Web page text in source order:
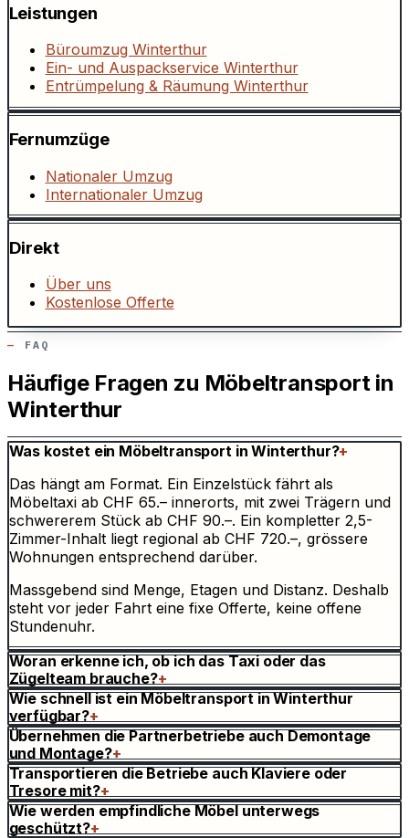
Leistungen
Büroumzug Winterthur
Ein- und Auspackservice Winterthur
Entrümpelung & Räumung Winterthur
Fernumzüge
Nationaler Umzug
Internationaler Umzug
Direkt
Über uns
Kostenlose Offerte
FAQ
Häufige Fragen zu Möbeltransport in
Winterthur
Was kostet ein Möbeltransport in Winterthur?+
Das hängt am Format. Ein Einzelstück fährt als
Möbeltaxi ab CHF 65.– innerorts, mit zwei Trägern und
schwererem Stück ab CHF 90.–. Ein kompletter 2,5-
Zimmer-Inhalt liegt regional ab CHF 720.–, grössere
Wohnungen entsprechend darüber.
Massgebend sind Menge, Etagen und Distanz. Deshalb
steht vor jeder Fahrt eine fixe Offerte, keine offene
Stundenuhr.
Woran erkenne ich, ob ich das Taxi oder das
Zügelteam brauche?+
Wie schnell ist ein Möbeltransport in Winterthur
verfügbar?+
Übernehmen die Partnerbetriebe auch Demontage
und Montage?+
Transportieren die Betriebe auch Klaviere oder
Tresore mit?+
Wie werden empfindliche Möbel unterwegs
geschützt?+